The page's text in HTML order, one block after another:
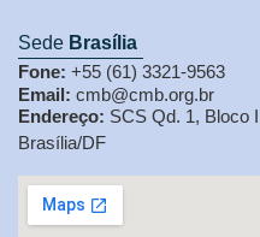
Sede Brasília
Fone: +55 (61) 3321-9563
Email: cmb@cmb.org.br
Endereço: SCS Qd. 1, Bloco
Brasília/DF